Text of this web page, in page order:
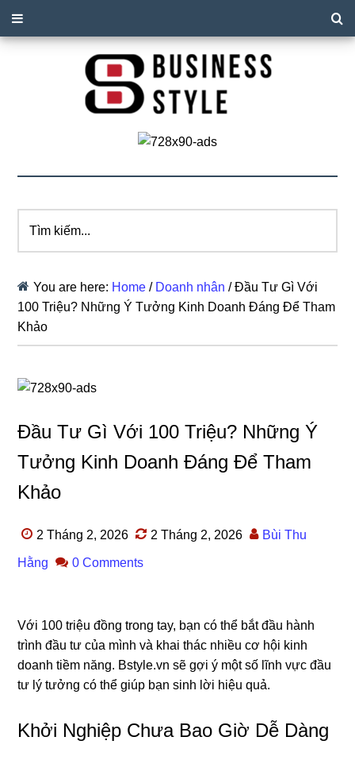
kiếm...
You are here: Home / Doanh nhân /Đầu Tư Gì Với
100 Triệu? Những Ý Tưởng Kinh Doanh Đáng Để Tham
Khảo
Đầu Tư Gì Với 100 Triệu? Những Ý
Tưởng Kinh Doanh Đáng Để Tham
Khảo
2 Tháng 2, 2026 2 Tháng 2, 2026 Bùi Thu
Hằng 0 Comments
Với 100 triệu đồng trong tay, bạn có thể bắt đầu hành
trình đầu tư của mình và khai thác nhiều cơ hội kinh
doanh tiềm năng. Bstyle.vn sẽ gợi ý một số lĩnh vực đầu
tư lý tưởng có thể giúp bạn sinh lời hiệu quả.
Khởi Nghiệp Chưa Bao Giờ Dễ Dàng